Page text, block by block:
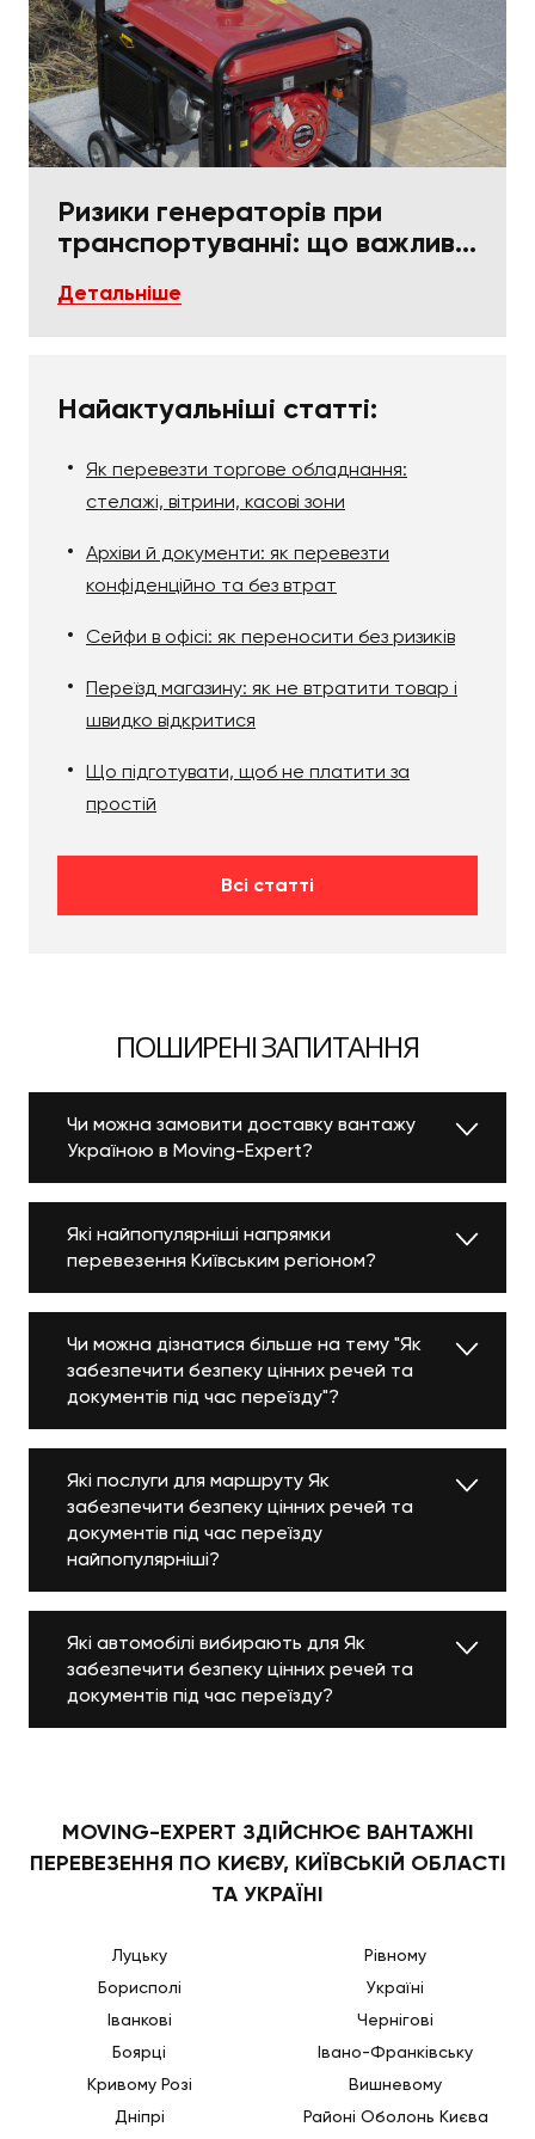
Ризики генераторів при
транспортуванні: що важливо
Детальніше
Найактуальніші статті:
Як перевезти торгове обладнання:
стелажі, вітрини, касові зони
Архіви й документи: як перевезти
конфіденційно та без втрат
Сейфи в офісі: як переносити без ризиків
Переїзд магазину: як не втратити товар і
швидко відкритися
Що підготувати, щоб не платити за
простій
Всі статті
ПОШИРЕНІ ЗАПИТАННЯ
Чи можна замовити доставку вантажу
Україною в Moving-Expert?
Які найпопулярніші напрямки
перевезення Київським регіоном?
Чи можна дізнатися більше на тему "Як
забезпечити безпеку цінних речей та
документів під час переїзду"?
Які послуги для маршруту Як
забезпечити безпеку цінних речей та
документів під час переїзду
найпопулярніші?
Які автомобілі вибирають для Як
забезпечити безпеку цінних речей та
документів під час переїзду?
MOVING-EXPERT ЗДІЙСНЮЄ ВАНТАЖНІ
ПЕРЕВЕЗЕННЯ ПО КИЄВУ, КИЇВСЬКІЙ ОБЛАСТІ
ТА УКРАЇНІ
Луцьку
Борисполі
Іванкові
Боярці
Кривому Розі
Дніпрі
Рівному
Україні
Чернігові
Івано-Франківську
Вишневому
Районі Оболонь Києва